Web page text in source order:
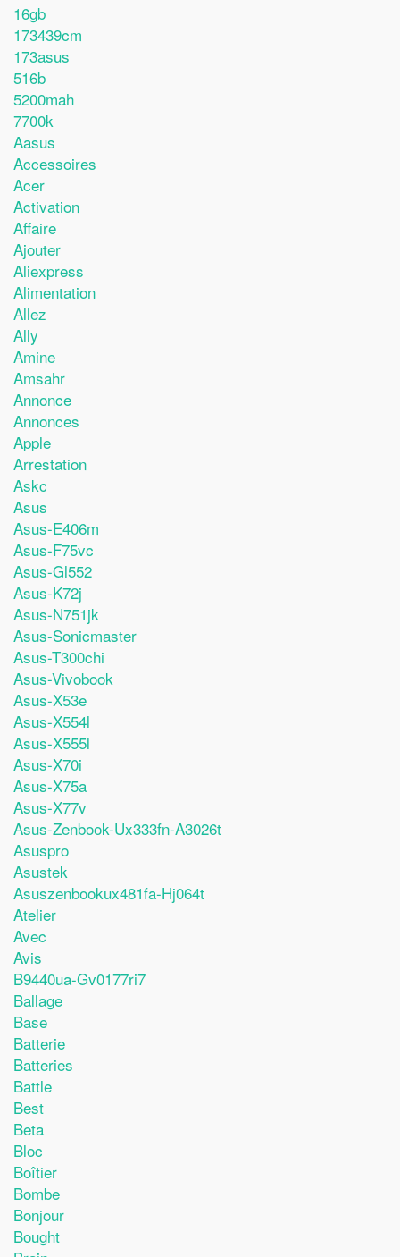
16gb
173439cm
173asus
516b
5200mah
7700k
Aasus
Accessoires
Acer
Activation
Affaire
Ajouter
Aliexpress
Alimentation
Allez
Ally
Amine
Amsahr
Annonce
Annonces
Apple
Arrestation
Askc
Asus
Asus-E406m
Asus-F75vc
Asus-Gl552
Asus-K72j
Asus-N751jk
Asus-Sonicmaster
Asus-T300chi
Asus-Vivobook
Asus-X53e
Asus-X554l
Asus-X555l
Asus-X70i
Asus-X75a
Asus-X77v
Asus-Zenbook-Ux333fn-A3026t
Asuspro
Asustek
Asuszenbookux481fa-Hj064t
Atelier
Avec
Avis
B9440ua-Gv0177ri7
Ballage
Base
Batterie
Batteries
Battle
Best
Beta
Bloc
Boîtier
Bombe
Bonjour
Bought